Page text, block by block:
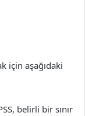
için aşağıdaki
belirli bir sınır